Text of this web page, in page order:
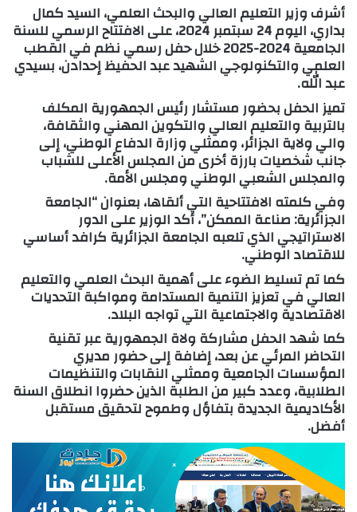
أشرف وزير التعليم العالي والبحث العلمي، السيد كمال
بداري، اليوم 24 سبتمبر 2024، على الافتتاح الرسمي للسنة
الجامعية 2024-2025 خلال حفل رسمي نظم في القطب
العلمي والتكنولوجي الشهيد عبد الحفيظ إحدادن، بسيدي
عبد الله.
تميز الحفل بحضور مستشار رئيس الجمهورية المكلف
بالتربية والتعليم العالي والتكوين المهني والثقافة،
والي ولاية الجزائر، وممثلي وزارة الدفاع الوطني، إلى
جانب شخصيات بارزة أخرى من المجلس الأعلى للشباب
والمجلس الشعبي الوطني ومجلس الأمة.
وفي كلمته الافتتاحية التي ألقاها، بعنوان “الجامعة
الجزائرية: صناعة الممكن”، أكد الوزير على الدور
الاستراتيجي الذي تلعبه الجامعة الجزائرية كرافد أساسي
للاقتصاد الوطني.
كما تم تسليط الضوء على أهمية البحث العلمي والتعليم
العالي في تعزيز التنمية المستدامة ومواكبة التحديات
الاقتصادية والاجتماعية التي تواجه البلاد.
كما شهد الحفل مشاركة ولاة الجمهورية عبر تقنية
التحاضر المرئي عن بعد، إضافة إلى حضور مديري
المؤسسات الجامعية وممثلي النقابات والتنظيمات
الطلابية، وعدد كبير من الطلبة الذين حضروا انطلاق السنة
الأكاديمية الجديدة بتفاؤل وطموح لتحقيق مستقبل
أفضل.